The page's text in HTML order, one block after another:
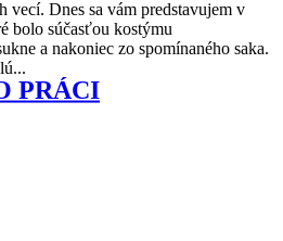
vecí. Dnes sa vám predstavujem v
bolo súčasťou kostýmu
a nakoniec zo spomínaného saka.
PRÁCI